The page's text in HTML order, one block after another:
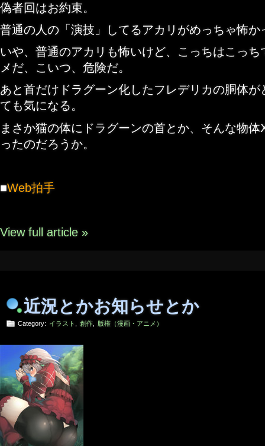
偽者回はお約束。
普通の人の「演技」してるアカリがめっちゃ怖か
いや、普通のアカリも怖いけど、こっちはこっ
メだ、こいつ、危険だ。
あと首だけドラグーン化したフレデリカの胴体
ても気になる。
まさか猫の体にドラグーンの首とか、そんな物
ったのだろうか。
■Web拍手
View full article »
近況とかお知らせとか
Category: イラスト 創作 版権（漫画・アニメ）